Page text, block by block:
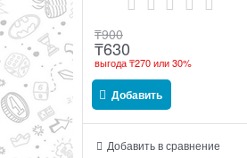
₸900
₸630
выгода₸270или30%
Добавить
Добавить в сравнение